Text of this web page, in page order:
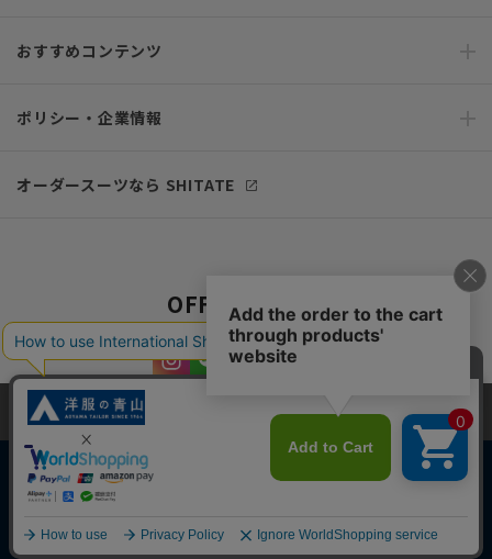
おすすめコンテンツ
ポリシー・企業情報
オーダースーツなら SHITATE
OFFICIAL SNS
Copyright © AOYAMA TRADING Co.,Ltd. All Rights Reserved
当サイトでは、快適な閲覧体験とコンテンツ改善のためにCookieを使用
しています。閲覧を続けることで、Cookieの使用に同意したものとみな
します。詳細については
同意して閉じる